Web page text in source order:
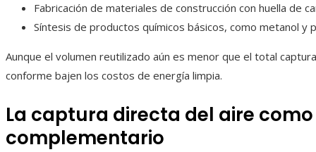
Fabricación de materiales de construcción con huella de
Síntesis de productos químicos básicos, como metanol y
Aunque el volumen reutilizado aún es menor que el total
conforme bajen los costos de energía limpia.
La captura directa del aire
complementario